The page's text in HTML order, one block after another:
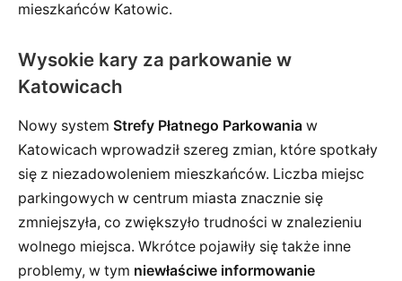
mieszkańców Katowic.
Wysokie kary za parkowanie w
Katowicach
Nowy system Strefy Płatnego Parkowania w
Katowicach wprowadził szereg zmian, które spotkały
się z niezadowoleniem mieszkańców. Liczba miejsc
parkingowych w centrum miasta znacznie się
zmniejszyła, co zwiększyło trudności w znalezieniu
wolnego miejsca. Wkrótce pojawiły się także inne
problemy, w tym niewłaściwe informowanie